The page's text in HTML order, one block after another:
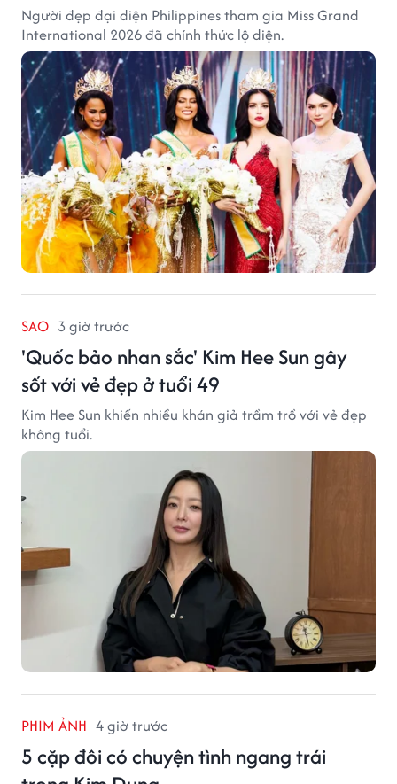
Người đẹp đại diện Philippines tham gia Miss Grand
International 2026 đã chính thức lộ diện.
SAO 3 giờ trước
'Quốc bảo nhan sắc' Kim Hee Sun gây
sốt với vẻ đẹp ở tuổi 49
Kim Hee Sun khiến nhiều khán giả trầm trồ với vẻ đẹp
không tuổi.
PHIM ẢNH 4 giờ trước
5 cặp đôi có chuyện tình ngang trái